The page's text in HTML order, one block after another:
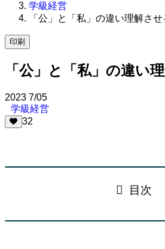
学級経営
「公」と「私」の違い理解させ
印刷
「公」と「私」の違い
2023 7/05
学級経営
32
目次